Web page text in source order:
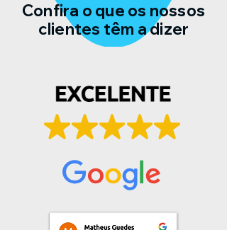
Confira o que os nossos
clientes têm a dizer